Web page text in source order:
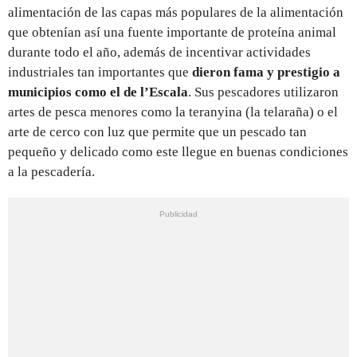
alimentación de las capas más populares de la alimentación
que obtenían así una fuente importante de proteína animal
durante todo el año, además de incentivar actividades
industriales tan importantes que dieron fama y prestigio a
municipios como el de l’Escala. Sus pescadores utilizaron
artes de pesca menores como la teranyina (la telaraña) o el
arte de cerco con luz que permite que un pescado tan
pequeño y delicado como este llegue en buenas condiciones
a la pescadería.